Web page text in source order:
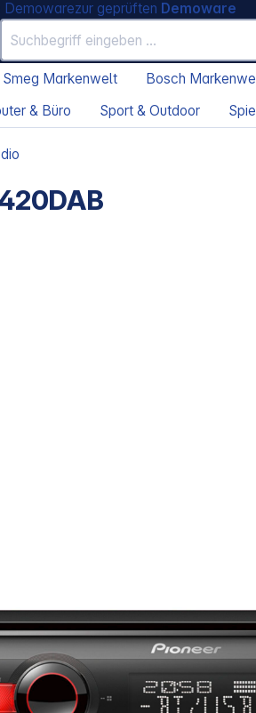
zur geprüften Demoware
Smeg Markenwelt Bosch
& Büro Sport & Outdoor